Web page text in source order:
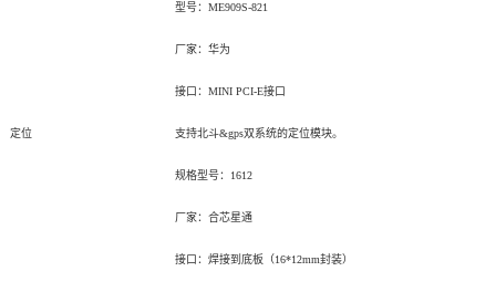
型号：ME909S-821
厂家：华为
接口：MINI PCI-E接口
定位 支持北斗&gps双系统的定位模块。
规格型号：1612
厂家：合芯星通
接口：焊接到底板（16*12mm封装）